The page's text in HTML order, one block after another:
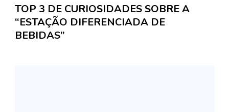
TOP 3 DE CURIOSIDADES SOBRE A
“ESTAÇÃO DIFERENCIADA DE
BEBIDAS”